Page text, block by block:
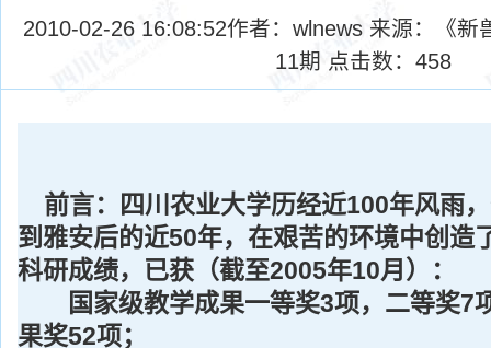
2010-02-26 16:08:52作者：wlnews 来源：《新
11期 点击数： 458
前言：四川农业大学历经近100年风雨
到雅安后的近50年，在艰苦的环境中创造
科研成绩，已获（截至2005年10月）：
国家级教学成果一等奖3项，二等奖7
果奖52项；